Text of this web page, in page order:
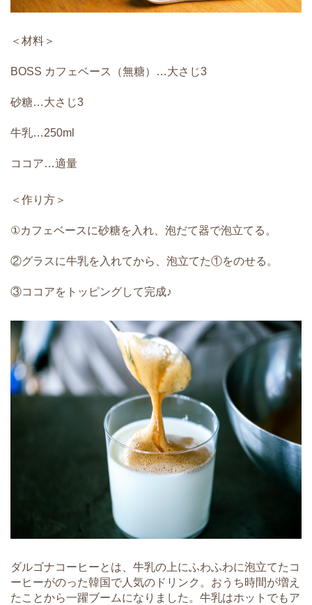
＜材料＞
BOSS カフェベース（無糖）…大さじ3
砂糖…大さじ3
牛乳…250ml
ココア…適量
＜作り方＞
①カフェベースに砂糖を入れ、泡だて器で泡立てる。
②グラスに牛乳を入れてから、泡立てた①をのせる。
③ココアをトッピングして完成♪
ダルゴナコーヒーとは、牛乳の上にふわふわに泡立てたコ
ーヒーがのった韓国で人気のドリンク。おうち時間が増え
たことから一躍ブームになりました。牛乳はホットでもア